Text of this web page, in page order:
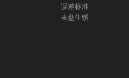
误差标准
表盘生锈